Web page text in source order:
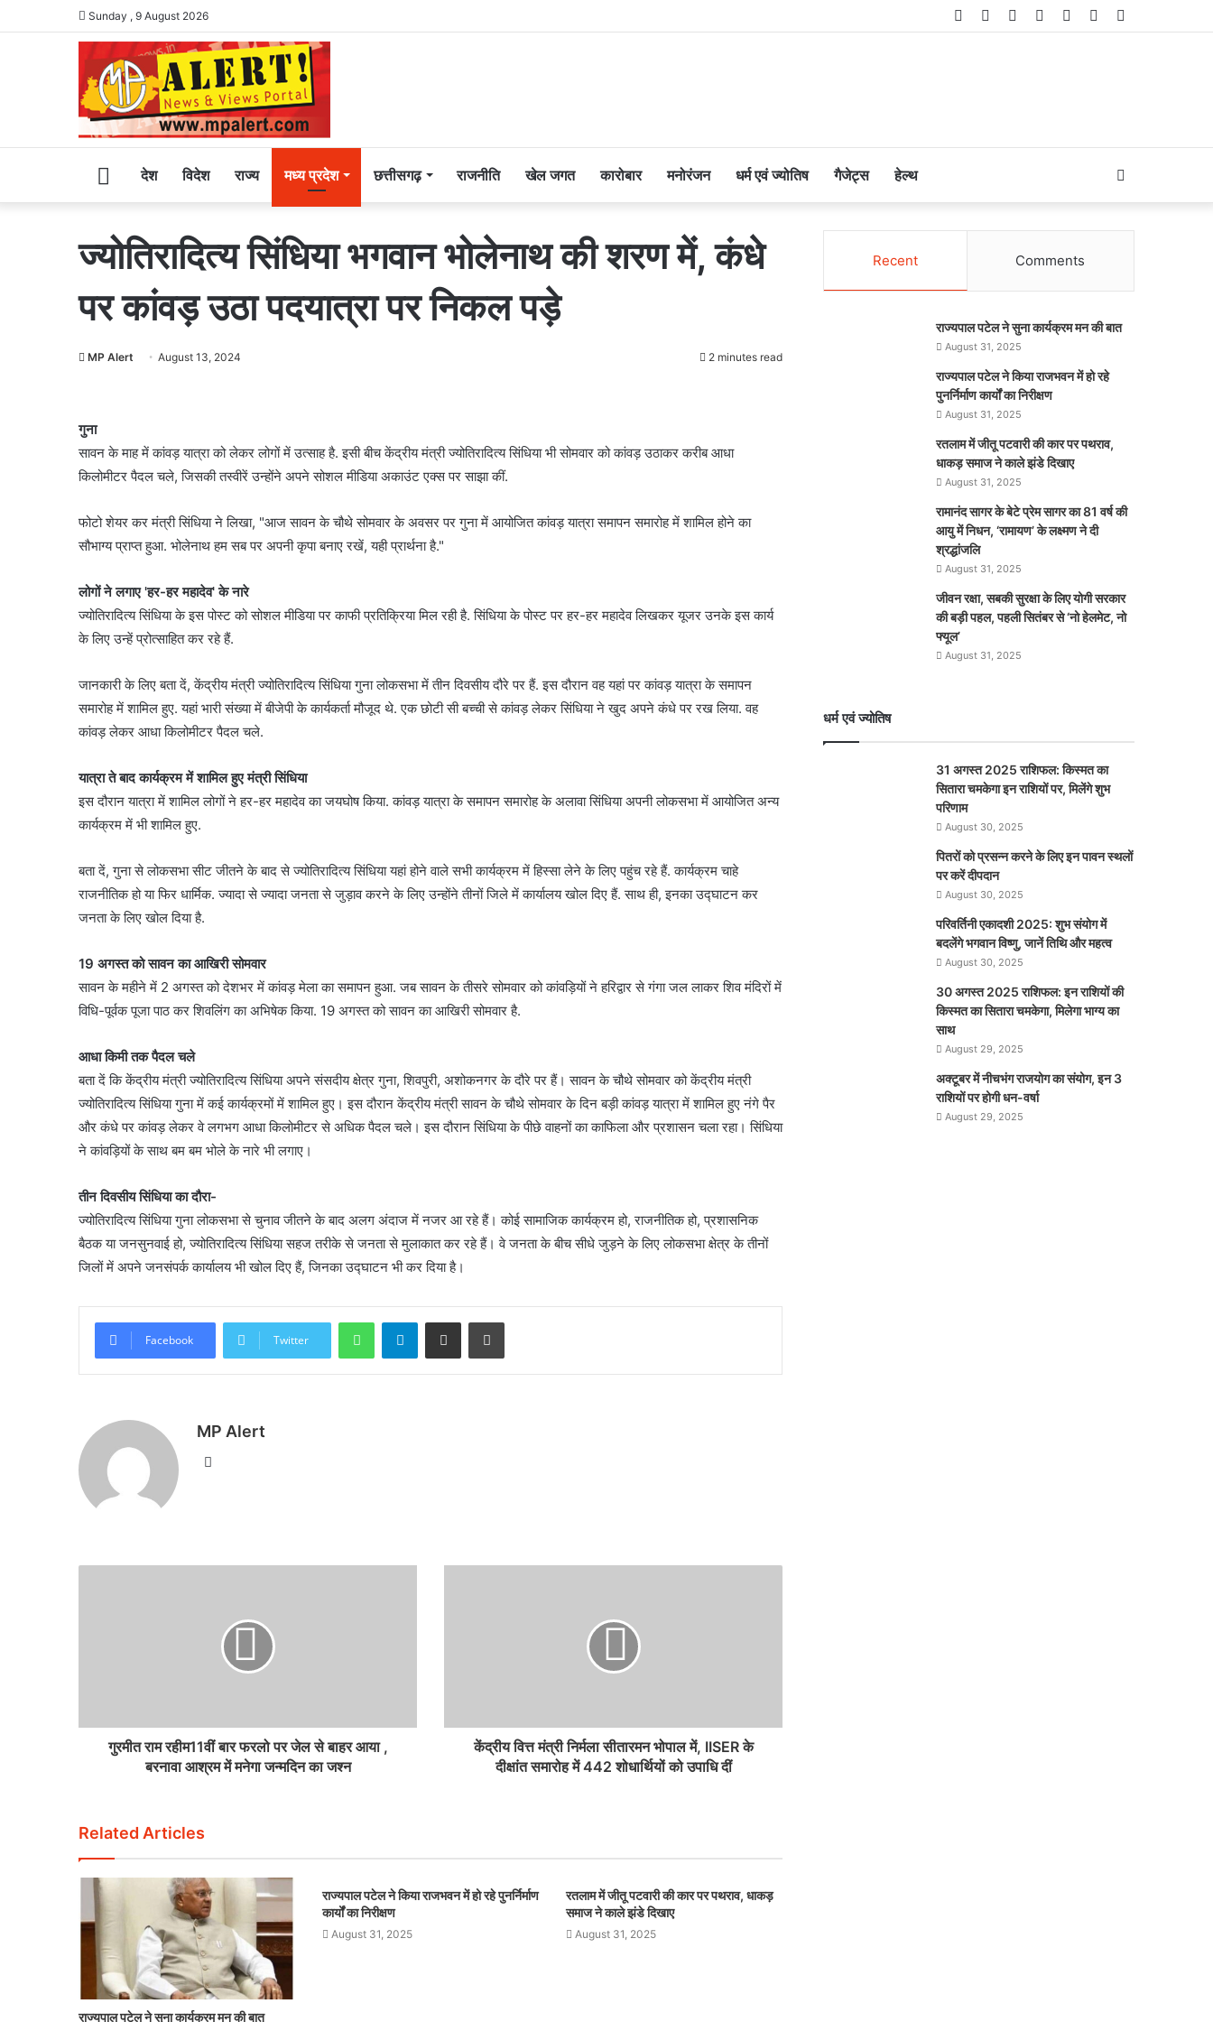
Sunday , 9 August 2026 Telegram
Instagram
YouTube
LinkedIn
Twitter
Facebook
Homeदेश विदेश राज्य मध्य प्रदेश छत्तीसगढ़ राजनीति खेल जगत कारोबार मनोरंजन धर्म एवं ज्योतिष गैजेट्स हेल्थ
for
ज्योतिरादित्य सिंधिया भगवान भोलेनाथ की शरण में, कंधे
पर कांवड़ उठा पदयात्रा पर निकल पड़े
MP Alert August 13, 2024 2 minutes read
गुना
सावन के माह में कांवड़ यात्रा को लेकर लोगों में उत्साह है. इसी बीच केंद्रीय मंत्री ज्योतिरादित्य सिंधिया भी सोमवार को कांवड़ उठाकर करीब आधा
किलोमीटर पैदल चले, जिसकी तस्वीरें उन्होंने अपने सोशल मीडिया अकाउंट एक्स पर साझा कीं.
फोटो शेयर कर मंत्री सिंधिया ने लिखा, "आज सावन के चौथे सोमवार के अवसर पर गुना में आयोजित कांवड़ यात्रा समापन समारोह में शामिल होने का
सौभाग्य प्राप्त हुआ. भोलेनाथ हम सब पर अपनी कृपा बनाए रखें, यही प्रार्थना है."
लोगों ने लगाए 'हर-हर महादेव' के नारे
ज्योतिरादित्य सिंधिया के इस पोस्ट को सोशल मीडिया पर काफी प्रतिक्रिया मिल रही है. सिंधिया के पोस्ट पर हर-हर महादेव लिखकर यूजर उनके इस कार्य
के लिए उन्हें प्रोत्साहित कर रहे हैं.
जानकारी के लिए बता दें, केंद्रीय मंत्री ज्योतिरादित्य सिंधिया गुना लोकसभा में तीन दिवसीय दौरे पर हैं. इस दौरान वह यहां पर कांवड़ यात्रा के समापन
समारोह में शामिल हुए. यहां भारी संख्या में बीजेपी के कार्यकर्ता मौजूद थे. एक छोटी सी बच्ची से कांवड़ लेकर सिंधिया ने खुद अपने कंधे पर रख लिया. वह
कांवड़ लेकर आधा किलोमीटर पैदल चले.
यात्रा ते बाद कार्यक्रम में शामिल हुए मंत्री सिंधिया
इस दौरान यात्रा में शामिल लोगों ने हर-हर महादेव का जयघोष किया. कांवड़ यात्रा के समापन समारोह के अलावा सिंधिया अपनी लोकसभा में आयोजित अन्य
कार्यक्रम में भी शामिल हुए.
बता दें, गुना से लोकसभा सीट जीतने के बाद से ज्योतिरादित्य सिंधिया यहां होने वाले सभी कार्यक्रम में हिस्सा लेने के लिए पहुंच रहे हैं. कार्यक्रम चाहे
राजनीतिक हो या फिर धार्मिक. ज्यादा से ज्यादा जनता से जुड़ाव करने के लिए उन्होंने तीनों जिले में कार्यालय खोल दिए हैं. साथ ही, इनका उद्घाटन कर
जनता के लिए खोल दिया है.
19 अगस्त को सावन का आखिरी सोमवार
सावन के महीने में 2 अगस्त को देशभर में कांवड़ मेला का समापन हुआ. जब सावन के तीसरे सोमवार को कांवड़ियों ने हरिद्वार से गंगा जल लाकर शिव मंदिरों में
विधि-पूर्वक पूजा पाठ कर शिवलिंग का अभिषेक किया. 19 अगस्त को सावन का आखिरी सोमवार है.
आधा किमी तक पैदल चले
बता दें कि केंद्रीय मंत्री ज्योतिरादित्य सिंधिया अपने संसदीय क्षेत्र गुना, शिवपुरी, अशोकनगर के दौरे पर हैं। सावन के चौथे सोमवार को केंद्रीय मंत्री
ज्योतिरादित्य सिंधिया गुना में कई कार्यक्रमों में शामिल हुए। इस दौरान केंद्रीय मंत्री सावन के चौथे सोमवार के दिन बड़ी कांवड़ यात्रा में शामिल हुए नंगे पैर
और कंधे पर कांवड़ लेकर वे लगभग आधा किलोमीटर से अधिक पैदल चले। इस दौरान सिंधिया के पीछे वाहनों का काफिला और प्रशासन चला रहा। सिंधिया
ने कांवड़ियों के साथ बम बम भोले के नारे भी लगाए।
तीन दिवसीय सिंधिया का दौरा-
ज्योतिरादित्य सिंधिया गुना लोकसभा से चुनाव जीतने के बाद अलग अंदाज में नजर आ रहे हैं। कोई सामाजिक कार्यक्रम हो, राजनीतिक हो, प्रशासनिक
बैठक या जनसुनवाई हो, ज्योतिरादित्य सिंधिया सहज तरीके से जनता से मुलाकात कर रहे हैं। वे जनता के बीच सीधे जुड़ने के लिए लोकसभा क्षेत्र के तीनों
जिलों में अपने जनसंपर्क कार्यालय भी खोल दिए हैं, जिनका उद्घाटन भी कर दिया है।
Facebook Twitter
WhatsAppTelegramShare via Email Print
MP Alert
Website
गुरमीत राम रहीम11वीं बार फरलो पर जेल से बाहर आया ,
बरनावा आश्रम में मनेगा जन्मदिन का जश्न
केंद्रीय वित्त मंत्री निर्मला सीतारमन भोपाल में, IISER के
दीक्षांत समारोह में 442 शोधार्थियों को उपाधि दीं
Related Articles
राज्यपाल पटेल ने सुना कार्यक्रम मन की बात
राज्यपाल पटेल ने किया राजभवन में हो रहे पुनर्निर्माण
कार्यों का निरीक्षण
August 31, 2025
रतलाम में जीतू पटवारी की कार पर पथराव, धाकड़
समाज ने काले झंडे दिखाए
August 31, 2025
Recent Comments
राज्यपाल पटेल ने सुना कार्यक्रम मन की बात
August 31, 2025
राज्यपाल पटेल ने किया राजभवन में हो रहे
पुनर्निर्माण कार्यों का निरीक्षण
August 31, 2025
रतलाम में जीतू पटवारी की कार पर पथराव,
धाकड़ समाज ने काले झंडे दिखाए
August 31, 2025
रामानंद सागर के बेटे प्रेम सागर का 81 वर्ष की
आयु में निधन, ‘रामायण’ के लक्ष्मण ने दी
श्रद्धांजलि
August 31, 2025
जीवन रक्षा, सबकी सुरक्षा के लिए योगी सरकार
की बड़ी पहल, पहली सितंबर से ‘नो हेलमेट, नो
फ्यूल’
August 31, 2025
धर्म एवं ज्योतिष
31 अगस्त 2025 राशिफल: किस्मत का
सितारा चमकेगा इन राशियों पर, मिलेंगे शुभ
परिणाम
August 30, 2025
पितरों को प्रसन्न करने के लिए इन पावन स्थलों
पर करें दीपदान
August 30, 2025
परिवर्तिनी एकादशी 2025: शुभ संयोग में
बदलेंगे भगवान विष्णु, जानें तिथि और महत्व
August 30, 2025
30 अगस्त 2025 राशिफल: इन राशियों की
किस्मत का सितारा चमकेगा, मिलेगा भाग्य का
साथ
August 29, 2025
अक्टूबर में नीचभंग राजयोग का संयोग, इन 3
राशियों पर होगी धन-वर्षा
August 29, 2025